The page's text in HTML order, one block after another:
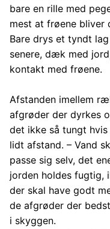
bare en rille med
mest at frøene
Bare drys et tyndt
senere, dæk med
kontakt med frøene.
Afstanden imellem
afgrøder der dyrkes
det ikke så tungt
lidt afstand. – Vand
passe sig selv, det
jorden holdes fugtig,
der skal have godt
de afgrøder der
i skyggen.